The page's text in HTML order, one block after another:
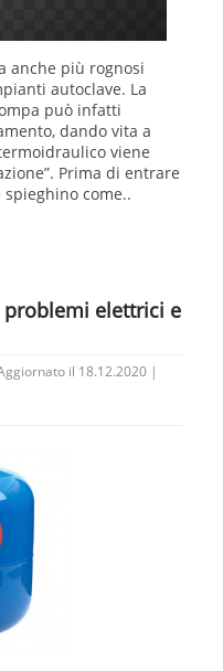
anche più rognosi
autoclave. La
può infatti
dando vita a
viene
Prima di entrare
come..
problemi elettrici e
il 18.12.2020 |